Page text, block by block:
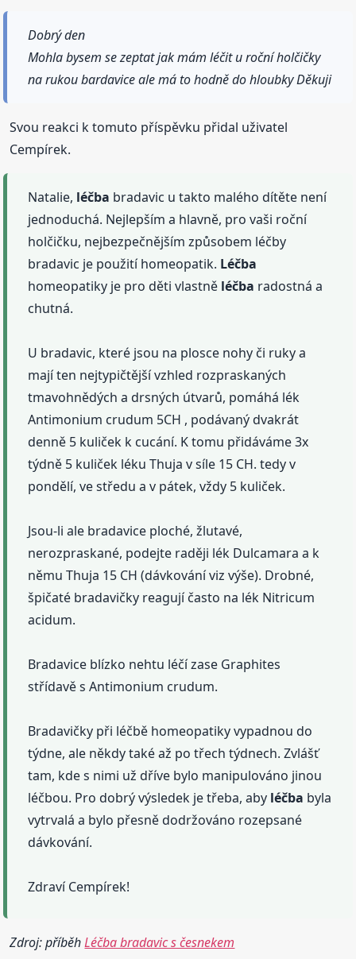
Dobrý den
Mohla bysem se zeptat jak mám léčit u roční holčičky
na rukou bardavice ale má to hodně do hloubky Děkuji
Svou reakci k tomuto příspěvku přidal uživatel
Cempírek.
Natalie, léčba bradavic u takto malého dítěte není
jednoduchá. Nejlepším a hlavně, pro vaši roční
holčičku, nejbezpečnějším způsobem léčby
bradavic je použití homeopatik. Léčba
homeopatiky je pro děti vlastně léčba radostná a
chutná.
U bradavic, které jsou na plosce nohy či ruky a
mají ten nejtypičtější vzhled rozpraskaných
tmavohnědých a drsných útvarů, pomáhá lék
Antimonium crudum 5CH , podávaný dvakrát
denně 5 kuliček k cucání. K tomu přidáváme 3x
týdně 5 kuliček léku Thuja v síle 15 CH. tedy v
pondělí, ve středu a v pátek, vždy 5 kuliček.
Jsou-li ale bradavice ploché, žlutavé,
nerozpraskané, podejte raději lék Dulcamara a k
němu Thuja 15 CH (dávkování viz výše). Drobné,
špičaté bradavičky reagují často na lék Nitricum
acidum.
Bradavice blízko nehtu léčí zase Graphites
střídavě s Antimonium crudum.
Bradavičky při léčbě homeopatiky vypadnou do
týdne, ale někdy také až po třech týdnech. Zvlášť
tam, kde s nimi už dříve bylo manipulováno jinou
léčbou. Pro dobrý výsledek je třeba, aby léčba byla
vytrvalá a bylo přesně dodržováno rozepsané
dávkování.
Zdraví Cempírek!
Zdroj: příběhLéčba bradavic s česnekem